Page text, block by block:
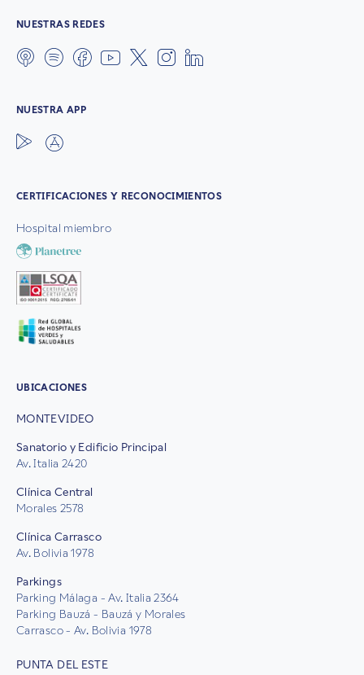
NUESTRAS REDES
NUESTRA APP
CERTIFICACIONES Y RECONOCIMIENTOS
Hospital miembro
UBICACIONES
MONTEVIDEO
Sanatorio y Edificio Principal
Av. Italia 2420
Clínica Central
Morales 2578
Clínica Carrasco
Av. Bolivia 1978
Parkings
Parking Málaga - Av. Italia 2364
Parking Bauzá - Bauzá y Morales
Carrasco - Av. Bolivia 1978
PUNTA DEL ESTE